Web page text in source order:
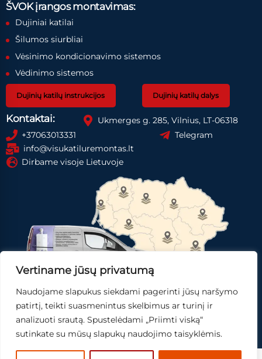
Vertiname jūsų privatumą
Naudojame slapukus siekdami pagerinti jūsų naršymo
patirtį, teikti suasmenintus skelbimus ar turinį ir
analizuoti srautą. Spustelėdami „Priimti viską“
sutinkate su mūsų slapukų naudojimo taisyklėmis.
ŠVOK įrangos montavimas:
Dujiniai katilai
Šilumos siurbliai
Vėsinimo kondicionavimo sistemos
Vėdinimo sistemos
Dujinių katilų instrukcijos Dujinių katilų dalys
Kontaktai:
Ukmerges g. 285, Vilnius, LT-06318
+37063013331
Telegram
info@visukatiluremontas.lt
Dirbame visoje Lietuvoje
Registruotis paslaugai Gauti pasiūlymą